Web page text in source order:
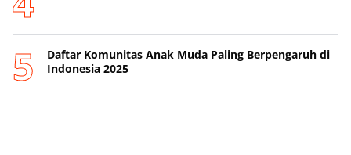
Daftar Komunitas Anak Muda Paling Berpengaruh di
Indonesia 2025